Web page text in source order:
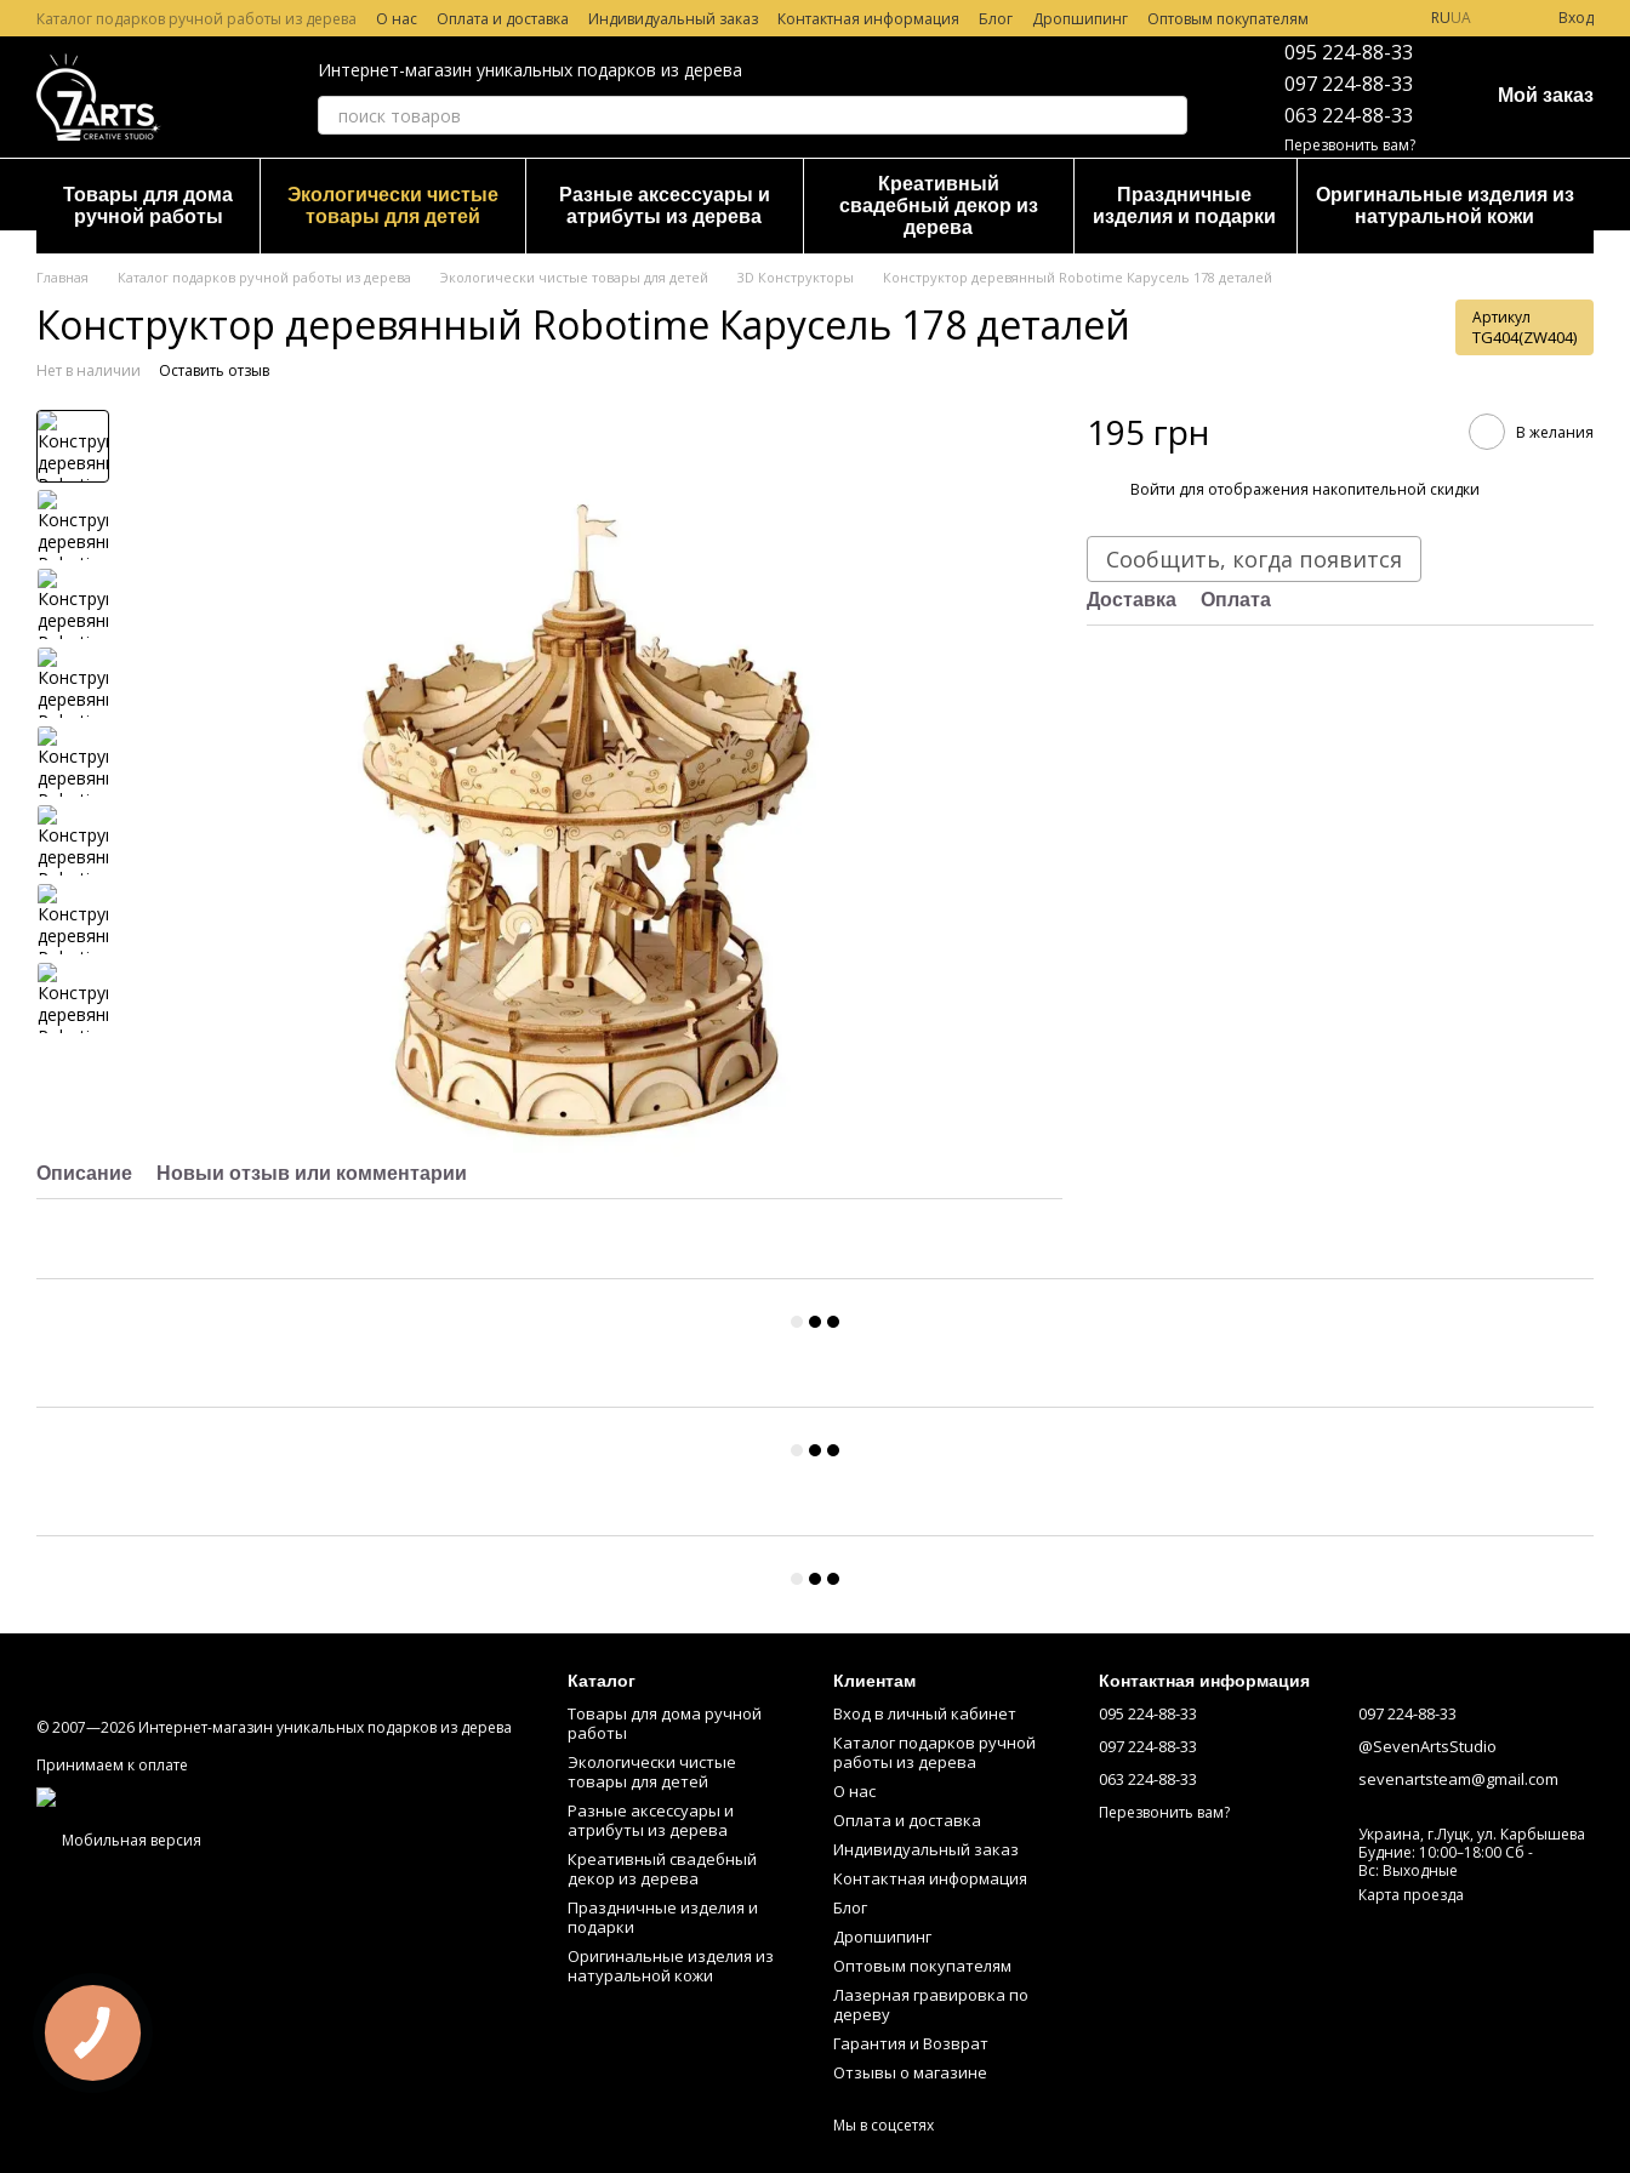
Перейти к основному контенту
Каталог подарков ручной работы из дерева О нас Оплата и доставка Индивидуальный заказ Контактная информация Блог Дропшипинг
Оптовым покупателям
Лазерная гравировка по дереву
Гарантия и Возврат Отзывы о магазине
RUUA Вход
Интернет-магазин уникальных подарков из дерева
095 224-88-33
097 224-88-33
063 224-88-33
Перезвонить вам?
Мой заказ
Товары для дома
ручной работы
Экологически чистые
товары для детей
Разные аксессуары и
атрибуты из дерева
Креативный
свадебный декор из
дерева
Праздничные
изделия и подарки
Оригинальные изделия из
натуральной кожи
Главная Каталог подарков ручной работы из дерева Экологически чистые товары для детей 3D Конструкторы Конструктор деревянный Robotime Карусель 178 деталей
Конструктор деревянный Robotime Карусель 178 деталей Артикул
TG404(ZW404)
Нет в наличии Оставить отзыв
Описание Новый отзыв или комментарий
195 грн В желания
Войти для отображения накопительной скидки
Сообщить, когда появится
Доставка Оплата
© 2007—2026 Интернет-магазин уникальных подарков из дерева
Принимаем к оплате
Мобильная версия
Каталог
Товары для дома ручной
работы
Экологически чистые
товары для детей
Разные аксессуары и
атрибуты из дерева
Креативный свадебный
декор из дерева
Праздничные изделия и
подарки
Оригинальные изделия из
натуральной кожи
Клиентам
Вход в личный кабинет
Каталог подарков ручной
работы из дерева
О нас
Оплата и доставка
Индивидуальный заказ
Контактная информация
Блог
Дропшипинг
Оптовым покупателям
Лазерная гравировка по
дереву
Гарантия и Возврат
Отзывы о магазине
Мы в соцсетях
Контактная информация
095 224-88-33
097 224-88-33
063 224-88-33
Перезвонить вам?
097 224-88-33
@SevenArtsStudio
sevenartsteam@gmail.com
Украина, г.Луцк, ул. Карбышева
Будние: 10:00–18:00 Сб -
Вс: Выходные
Карта проезда